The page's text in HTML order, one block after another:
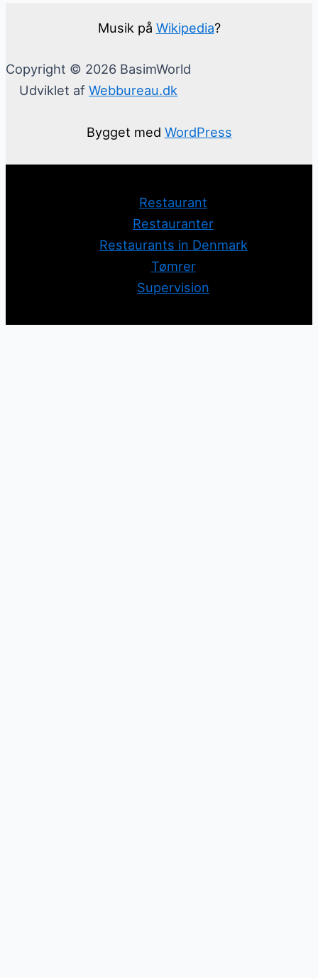
Musik på Wikipedia?
Copyright © 2026 BasimWorld
Udviklet af Webbureau.dk
Bygget med WordPress
Restaurant
Restauranter
Restaurants in Denmark
Tømrer
Supervision